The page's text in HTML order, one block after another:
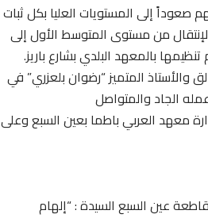
صعوداً إلى المستويات العليا بكل ثبات
من مستوى المتوسط الأول إلى
بالمعهد البلدي بشارع باريز.
والأستاذ المتميز “رضوان بلعزري” في
الجاد والمتواصل
معهد العربي باطما بعين السبع وعلى
عين السبع السيدة : “إلهام